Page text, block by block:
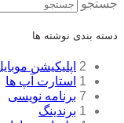
جستجو
دسته بندی نوشته ها
2 اپلیکیشن
1 استارت آپ ها
7 برنامه نویسی
1 برندینگ